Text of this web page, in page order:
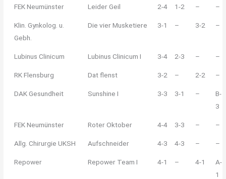
FEK Neumünster Leider Geil 2-4 1-2 – –
Klin. Gynkolog. u.
Gebh.
Die vier Musketiere 3-1 – 3-2 –
Lubinus Clinicum Lubinus Clinicum I 3-4 2-3 – –
RK Flensburg Dat flenst 3-2 – 2-2 –
DAK Gesundheit Sunshine I 3-3 3-1 –
B-
3
FEK Neumünster Roter Oktober 4-4 3-3 – –
Allg. Chirurgie UKSH Aufschneider 4-3 4-3 – –
Repower Repower Team I 4-1 – 4-1
A-
1